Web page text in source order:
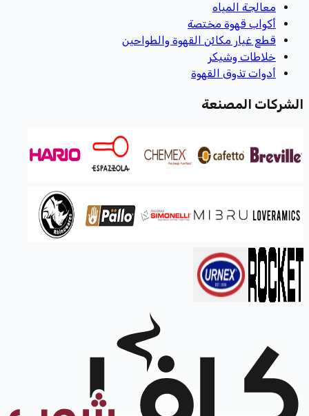
معالجة المياه
أكواب قهوة مختصة
قطع غيار مكائن القهوة والطواحين
خلاطات وشيكر
أدوات تذوق القهوة
الشركات المصنعة